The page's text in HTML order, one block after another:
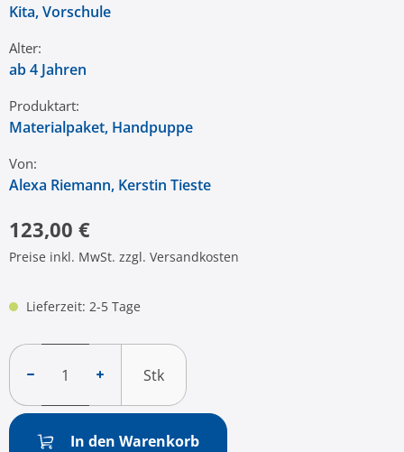
Kita, Vorschule
Alter:
ab 4 Jahren
Produktart:
Materialpaket, Handpuppe
Von:
Alexa Riemann, Kerstin Tieste
123,00 €
Preise inkl. MwSt. zzgl. Versandkosten
Lieferzeit: 2-5 Tage
Stk
In den Warenkorb